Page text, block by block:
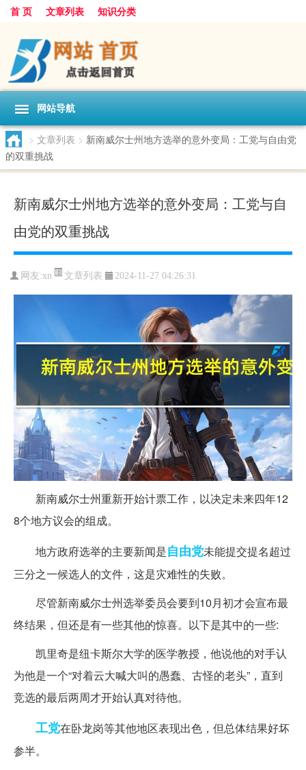
首 页 文章列表 知识分类
网站导航
> 文章列表 > 新南威尔士州地方选举的意外变局：工党与自由党
的双重挑战
新南威尔士州地方选举的意外变局：工党与自
由党的双重挑战
网友:xn 文章列表 2024-11-27 04:26:31
新南威尔士州重新开始计票工作，以决定未来四年12
8个地方议会的组成。
地方政府选举的主要新闻是自由党未能提交提名超过
三分之一候选人的文件，这是灾难性的失败。
尽管新南威尔士州选举委员会要到10月初才会宣布最
终结果，但还是有一些其他的惊喜。以下是其中的一些:
凯里奇是纽卡斯尔大学的医学教授，他说他的对手认
为他是一个“对着云大喊大叫的愚蠢、古怪的老头”，直到
竞选的最后两周才开始认真对待他。
工党在卧龙岗等其他地区表现出色，但总体结果好坏
参半。